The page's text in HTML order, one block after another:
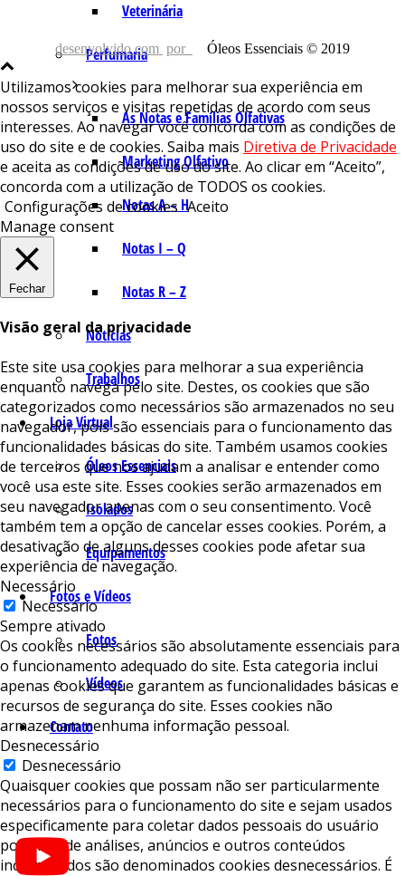
Veterinária
Perfumaria
As Notas e Famílias Olfativas
Marketing Olfativo
Notas A – H
Notas I – Q
Notas R – Z
Notícias
Trabalhos
Loja Virtual
Óleos Essenciais
Isolados
Equipamentos
Fotos e Vídeos
Fotos
Vídeos
Contato
desenvolvido com por Óleos Essenciais © 2019
Utilizamos cookies para melhorar sua experiência em
nossos serviços e visitas repetidas de acordo com seus
interesses. Ao navegar você concorda com as condições de
uso do site e de cookies. Saiba mais Diretiva de Privacidade
e aceita as condições de uso do site. Ao clicar em “Aceito”,
concorda com a utilização de TODOS os cookies.
Configurações de cookies Aceito
Manage consent
Fechar
Visão geral da privacidade
Este site usa cookies para melhorar a sua experiência
enquanto navega pelo site. Destes, os cookies que são
categorizados como necessários são armazenados no seu
navegador, pois são essenciais para o funcionamento das
funcionalidades básicas do site. Também usamos cookies
de terceiros que nos ajudam a analisar e entender como
você usa este site. Esses cookies serão armazenados em
seu navegador apenas com o seu consentimento. Você
também tem a opção de cancelar esses cookies. Porém, a
desativação de alguns desses cookies pode afetar sua
experiência de navegação.
Necessário
Necessário
Sempre ativado
Os cookies necessários são absolutamente essenciais para
o funcionamento adequado do site. Esta categoria inclui
apenas cookies que garantem as funcionalidades básicas e
recursos de segurança do site. Esses cookies não
armazenam nenhuma informação pessoal.
Desnecessário
Desnecessário
Quaisquer cookies que possam não ser particularmente
necessários para o funcionamento do site e sejam usados ​​
especificamente para coletar dados pessoais do usuário
por meio de análises, anúncios e outros conteúdos
incorporados são denominados cookies desnecessários. É